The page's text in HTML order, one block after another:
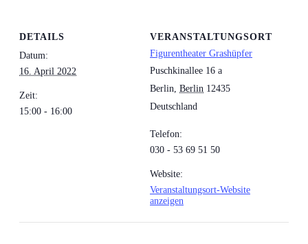
DETAILS
Datum:
16. April 2022
Zeit:
15:00 - 16:00
VERANSTALTUNGSORT
Figurentheater Grashüpfer
Puschkinallee 16 a
Berlin, Berlin 12435
Deutschland
Telefon:
030 - 53 69 51 50
Website:
Veranstaltungsort-Website
anzeigen